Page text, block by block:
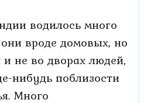
водилось много
вроде домовых, но
не во дворах людей,
нибудь поблизости
Много